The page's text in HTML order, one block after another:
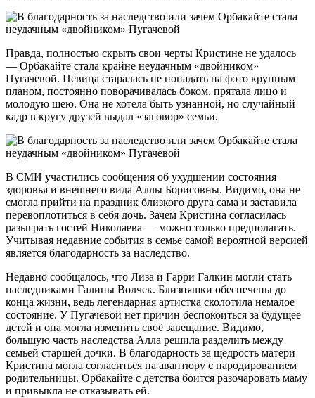
Правда, полностью скрыть свои черты Кристине не удалось
— Орбакайте стала крайне неудачным «двойником»
Пугачевой. Певица старалась не попадать на фото крупным
планом, постоянно поворачивалась боком, прятала лицо и
молодую шею. Она не хотела быть узнанной, но случайный
кадр в кругу друзей выдал «заговор» семьи.
В СМИ участились сообщения об ухудшении состояния
здоровья и внешнего вида Аллы Борисовны. Видимо, она не
смогла прийти на праздник близкого друга сама и заставила
перевоплотиться в себя дочь. Зачем Кристина согласилась
разыграть гостей Николаева — можно только предполагать.
Учитывая недавние события в семье самой вероятной версией
является благодарность за наследство.
Недавно сообщалось, что Лиза и Гарри Галкин могли стать
наследниками Галины Волчек. Близняшки обеспечены до
конца жизни, ведь легендарная артистка сколотила немалое
состояние. У Пугачевой нет причин беспокоиться за будущее
детей и она могла изменить своё завещание. Видимо,
большую часть наследства Алла решила разделить между
семьей старшей дочки. В благодарность за щедрость матери
Кристина могла согласиться на авантюру с пародированием
родительницы. Орбакайте с детства боится разочаровать маму
и привыкла не отказывать ей.